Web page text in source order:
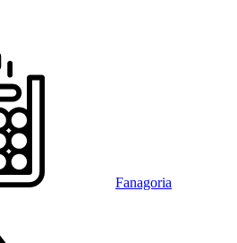
Fanagoria